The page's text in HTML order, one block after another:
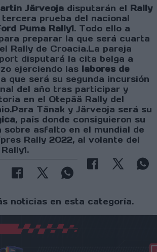
Järveoja disputarán el Rally
tercera prueba del nacional
Puma Rally1. Todo ello a
preparar la que será cuarta
Rally de Croacia.La pareja
disputará la cita belga a
ejerciendo las labores de
que será su segunda incursión
del año tras participar y
en el Otepää Rally del
Tänak y Järveoja será su
, país donde consiguieron su
asfalto en el mundial de
Rally 2022, al volante del
noticias en esta categoría.